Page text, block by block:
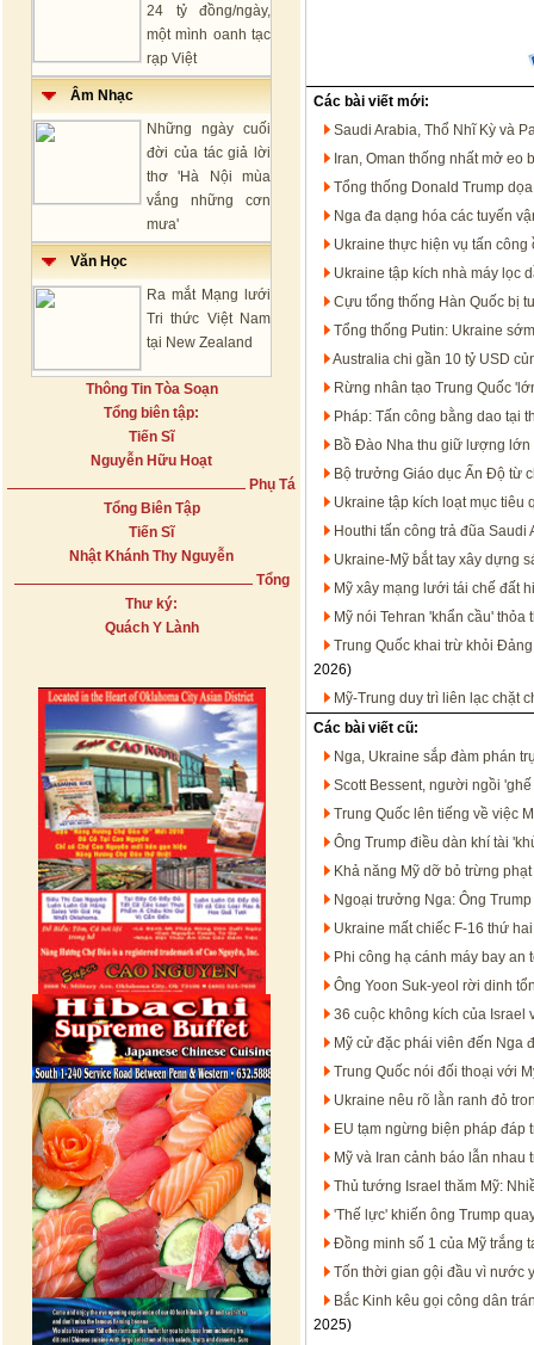
24 tỷ đồng/ngày,
một mình oanh tạc
rạp Việt
Âm Nhạc
Những ngày cuối
đời của tác giả lời
thơ 'Hà Nội mùa
vắng những cơn
mưa'
Văn Học
Ra mắt Mạng lưới
Tri thức Việt Nam
tại New Zealand
Thông Tin Tòa Soạn
Tổng biên tập:
Tiến Sĩ
Nguyễn Hữu Hoạt
Phụ Tá
Tổng Biên Tập
Tiến Sĩ
Nhật Khánh Thy Nguyễn
Tổng
Thư ký:
Quách Y Lành
Các bài viết mới:
Saudi Arabia, Thổ Nhĩ Kỳ và
Iran, Oman thống nhất mở eo
Tổng thống Donald Trump
Nga đa dạng hóa các tuyến
Ukraine thực hiện vụ tấn công
Ukraine tập kích nhà máy lọc
Cựu tổng thống Hàn Quốc bị
Tổng thống Putin: Ukraine
Australia chi gần 10 tỷ USD
Rừng nhân tạo Trung Quốc
Pháp: Tấn công bằng dao tại
Bồ Đào Nha thu giữ lượng
Bộ trưởng Giáo dục Ấn Độ từ
Ukraine tập kích loạt mục tiêu
Houthi tấn công trả đũa
Ukraine-Mỹ bắt tay xây dựng
Mỹ xây mạng lưới tái chế đất
Mỹ nói Tehran 'khẩn cầu'
Trung Quốc khai trừ khỏi
2026)
Mỹ-Trung duy trì liên lạc chặt
Các bài viết cũ:
Nga, Ukraine sắp đàm phán
Scott Bessent, người ngồi
Trung Quốc lên tiếng về việc
Ông Trump điều dàn khí tài
Khả năng Mỹ dỡ bỏ trừng
Ngoại trưởng Nga: Ông
Ukraine mất chiếc F-16 thứ
Phi công hạ cánh máy bay an
Ông Yoon Suk-yeol rời dinh
36 cuộc không kích của Israel
Mỹ cử đặc phái viên đến Nga
Trung Quốc nói đối thoại với
Ukraine nêu rõ lằn ranh đỏ
EU tạm ngừng biện pháp đáp
Mỹ và Iran cảnh báo lẫn
Thủ tướng Israel thăm Mỹ:
'Thế lực' khiến ông Trump
Đồng minh số 1 của Mỹ trắng
Tốn thời gian gội đầu vì nước
Bắc Kinh kêu gọi công dân
2025)